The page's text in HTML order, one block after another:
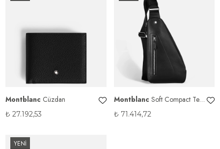
Montblanc Cüzdan
₺ 27.192,53
Montblanc
Kollu Çanta
₺ 71.414,72
YENİ